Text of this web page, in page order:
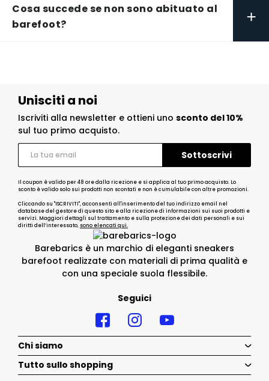
Cosa succede se non sono abituato al
barefoot?
+
Barebarics è un marchio di eleganti sneakers
barefoot realizzate con materiali di prima qualità e
con una speciale suola flessibile.
Seguici
Unisciti a noi
Iscriviti alla newsletter e ottieni uno sconto del 10%
sul tuo primo acquisto.
Il coupon è valido per 48 ore dalla ricezione e si applica al tuo primo acquisto. Lo
sconto è valido solo sui prodotti non scontati e non è cumulabile con altre promozioni.
Cliccando su "ISCRIVITI", acconsenti all'inserimento del tuo indirizzo email nel
database del gestore di questo sito e alla ricezione di informazioni sui suoi prodotti e
servizi. Maggiori dettagli sul trattamento e sulla protezione dei dati personali e sui
diritti dell’interessato, sono elencati qui.
Chi siamo
Tutto sullo shopping